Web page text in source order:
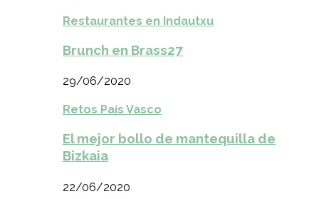
Restaurantes en Indautxu
Brunch en Brass27
29/06/2020
Retos País Vasco
El mejor bollo de mantequilla de
Bizkaia
22/06/2020